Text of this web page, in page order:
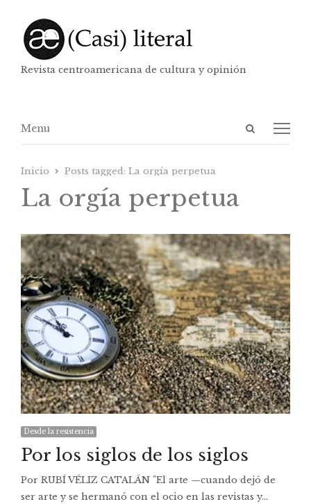
Revista centroamericana de cultura y opinión
Abrir
Menú
Menu
Inicio Posts tagged: La orgía perpetua
La orgía perpetua
Desde la resistencia
Por los siglos de los siglos
Por RUBÍ VÉLIZ CATALÁN "El arte —cuando dejó de
ser arte y se hermanó con el ocio en las revistas y…